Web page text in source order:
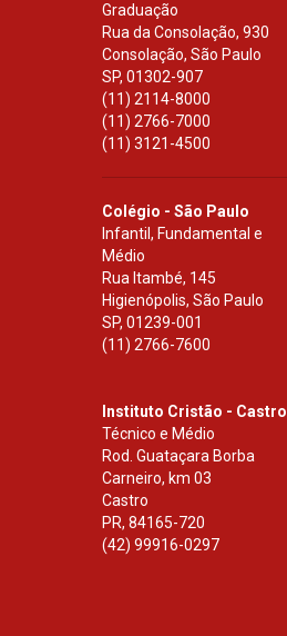
Graduação
Rua da Consolação, 930
Consolação, São Paulo
SP, 01302-907
(11) 2114-8000
(11) 2766-7000
(11) 3121-4500
Colégio - São Paulo
Infantil, Fundamental e
Médio
Rua Itambé, 145
Higienópolis, São Paulo
SP, 01239-001
(11) 2766-7600
Instituto Cristão - Castro
Técnico e Médio
Rod. Guataçara Borba
Carneiro, km 03
Castro
PR, 84165-720
(42) 99916-0297